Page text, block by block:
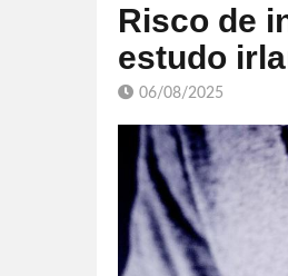
Risco de
estudo
06/08/2025